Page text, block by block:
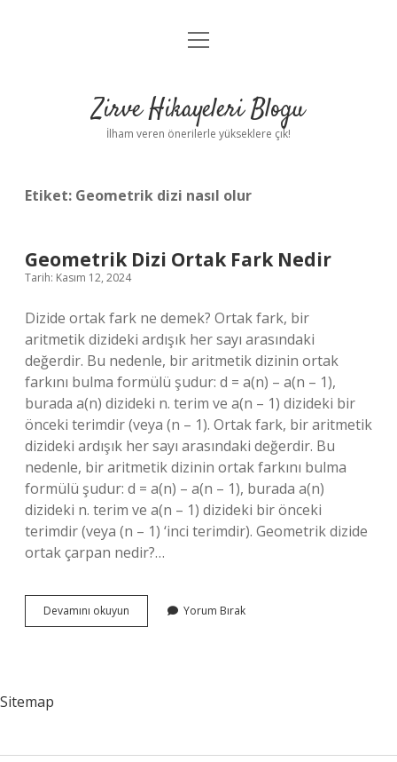
Anasayfa
Yasal Uyarı
menüyü
Zirve Hikayeleri Blogu
İlham veren önerilerle yükseklere çık!
Etiket: Geometrik dizi nasıl olur
Geometrik Dizi Ortak Fark Nedir
Tarih: Kasım 12, 2024
Dizide ortak fark ne demek? Ortak fark, bir
aritmetik dizideki ardışık her sayı arasındaki
değerdir. Bu nedenle, bir aritmetik dizinin ortak
farkını bulma formülü şudur: d = a(n) – a(n – 1),
burada a(n) dizideki n. terim ve a(n – 1) dizideki bir
önceki terimdir (veya (n – 1). Ortak fark, bir aritmetik
dizideki ardışık her sayı arasındaki değerdir. Bu
nedenle, bir aritmetik dizinin ortak farkını bulma
formülü şudur: d = a(n) – a(n – 1), burada a(n)
dizideki n. terim ve a(n – 1) dizideki bir önceki
terimdir (veya (n – 1) ‘inci terimdir). Geometrik dizide
ortak çarpan nedir?…
Devamını okuyun Geometrik
Dizi
Yorum Bırak
Sitemap